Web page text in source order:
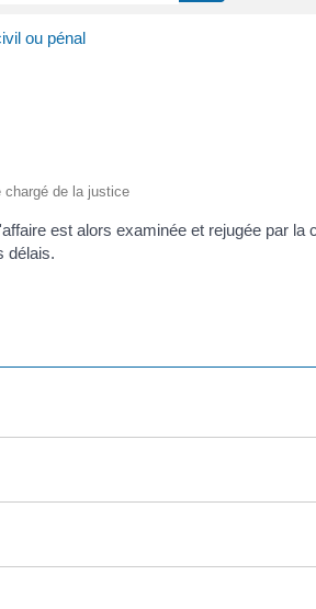
ou pénal
chargé de la justice
est alors examinée et rejugée par
délais.